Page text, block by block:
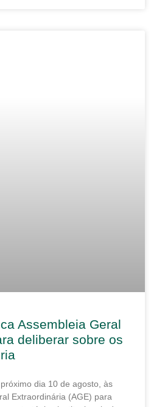
Assembleia Geral
deliberar sobre os
dia 10 de agosto, às
Extraordinária (AGE) para